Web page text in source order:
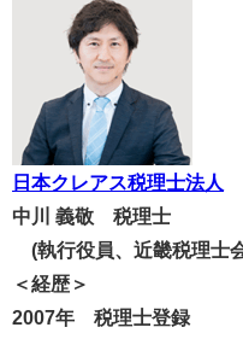
日本クレアス税理士法人
中川 義敬 税理士
(執行役員、近畿税理士
＜経歴＞
2007年 税理士登録